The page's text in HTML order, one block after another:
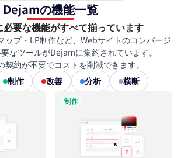
Dejamの機能一覧
必要な機能がすべて揃っています
ップ・LP制作など、Webサイトのコンバージ
なツールがDejamに集約されています。
契約が不要でコストを削減できます。
制作 改善 分析 横断
制作